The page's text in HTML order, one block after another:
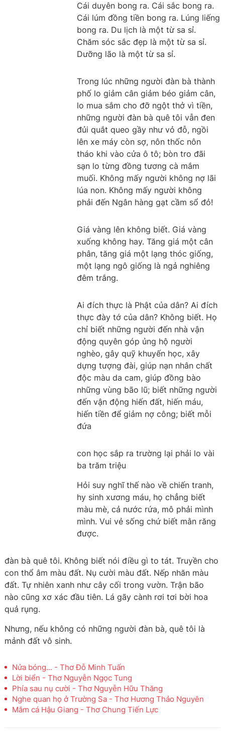
Cái duyên bong ra. Cái sắc bong ra.
Cái lúm đồng tiền bong ra. Lúng liếng
bong ra. Du lịch là một từ sa sỉ.
Chăm sóc sắc đẹp là một từ sa sỉ.
Dưỡng lão là một từ sa sỉ.
Trong lúc những người đàn bà thành
phố lo giảm cân giảm béo giảm cân,
lo mua sắm cho đỡ ngột thở vì tiền,
những người đàn bà quê tôi vẫn đen
đủi quắt queo gầy như vỏ đỗ, ngồi
lên xe máy còn sợ, nôn thốc nôn
tháo khi vào cửa ô tô; bòn tro đãi
sạn lo từng đồng tương cà mắm
muối. Không mấy người không nợ lãi
lúa non. Không mấy người không
phải đến Ngân hàng gạt cầm sổ đỏ!
Giá vàng lên không biết. Giá vàng
xuống không hay. Tăng giá một cân
phân, tăng giá một lạng thóc giống,
một lạng ngô giống là ngả nghiêng
đêm trắng.
Ai đích thực là Phật của dân? Ai đích
thực đày tớ của dân? Không biết. Họ
chỉ biết những người đến nhà vận
động quyên góp ủng hộ người
nghèo, gây quỹ khuyến học, xây
dựng tượng đài, giúp nạn nhân chất
độc màu da cam, giúp đồng bào
những vùng bão lũ; biết những người
đến vận động hiến đất, hiến máu,
hiến tiền để giảm nợ công; biết mỗi
đứa
con học sắp ra trường lại phải lo vài
ba trăm triệu
Hỏi suy nghĩ thế nào về chiến tranh,
hy sinh xương máu, họ chẳng biết
màu mè, cả nước rứa, mô phải mình
mình. Vui vẻ sống chứ biết mằn răng
được.
đàn bà quê tôi. Không biết nói điều gì to tát. Truyền cho
con thổ âm màu đất. Nụ cười màu đất. Nếp nhăn màu
đất. Tự nhiên xanh như cây cối trong vườn. Trận bão
nào cũng xơ xác đầu tiên. Lá gãy cành rơi tơi bời hoa
quả rụng.
Nhưng, nếu không có những người đàn bà, quê tôi là
mảnh đất vô sinh.
Nửa bóng... - Thơ Đỗ Minh Tuấn
Lời biển - Thơ Nguyễn Ngọc Tung
Phía sau nụ cười - Thơ Nguyễn Hữu Thăng
Nghe quan họ ở Trường Sa - Thơ Hương Thảo Nguyên
Mắm cá Hậu Giang - Thơ Chung Tiến Lực